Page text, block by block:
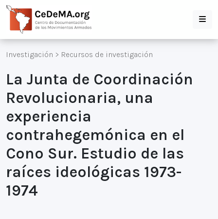
Investigación > Recursos de investigación
La Junta de Coordinación
Revolucionaria, una
experiencia
contrahegemónica en el
Cono Sur. Estudio de las
raíces ideológicas 1973-
1974